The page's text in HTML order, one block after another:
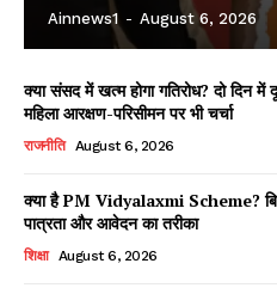
Ainnews1 - August 6, 2026
क्या संसद में खत्म होगा गतिरोध? दो दिन में
महिला आरक्षण-परिसीमन पर भी चर्चा
राजनीति August 6, 2026
क्या है PM Vidyalaxmi Scheme?
पात्रता और आवेदन का तरीका
शिक्षा August 6, 2026